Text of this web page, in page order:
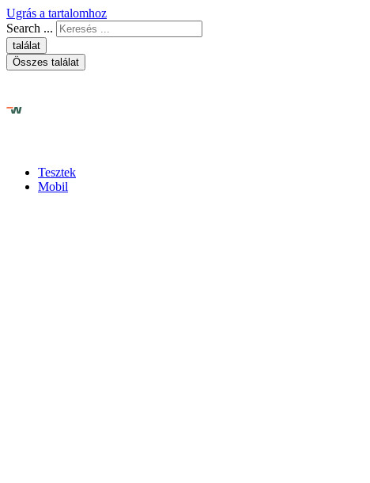
Ugrás a tartalomhoz
Search ...
találat
Összes találat
Tesztek
Mobil